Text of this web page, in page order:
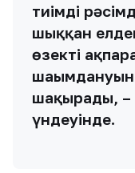
тиімді
шыққан
өзекті
шақырады, –
үндеуінде.